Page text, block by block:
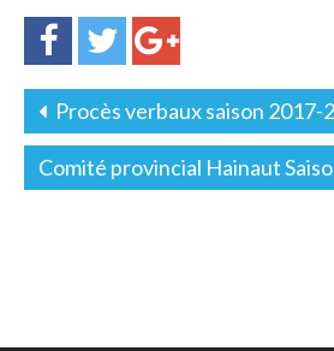
Procès verbaux saison 2017-
Comité provincial Hainaut